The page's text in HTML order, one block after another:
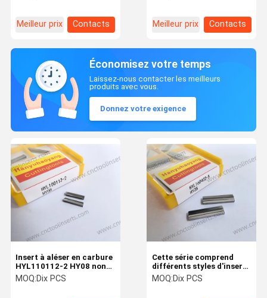
Meilleur prix Contacts
l'exception des alliages à
température
Meilleur prix Contacts
Économisez votre temps
Laissez-nous contacter les meilleurs
produits avec vous.
Donnez votre exigence
Cette série comprend
différents styles d'inserts
en carbure avec
différents revêtements
MOQ:Dix PCS
Insert à aléser en carbure
HYL110112-2 HY08 non
revêtu pour l'usinage de
l'aluminium, sans
MOQ:Dix PCS